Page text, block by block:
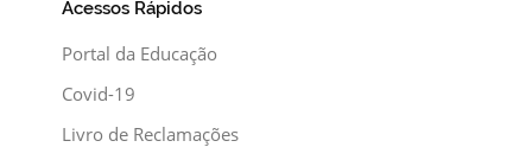
Acessos Rápidos
Portal da Educação
Covid-19
Livro de Reclamações